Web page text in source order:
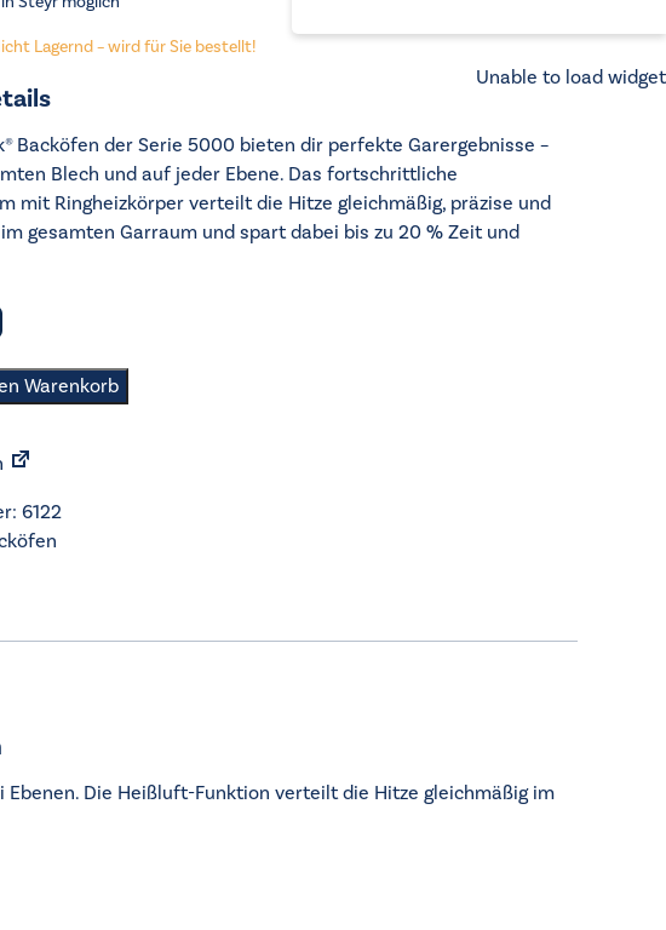
Lagernd – wird für Sie bestellt!
Backöfen der Serie 5000 bieten dir perfekte Garergebnisse –
Blech und auf jeder Ebene. Das fortschrittliche
mit Ringheizkörper verteilt die Hitze gleichmäßig, präzise und
gesamten Garraum und spart dabei bis zu 20 % Zeit und
Warenkorb
6122
Die Heißluft-Funktion verteilt die Hitze gleichmäßig im
Unable to load widget